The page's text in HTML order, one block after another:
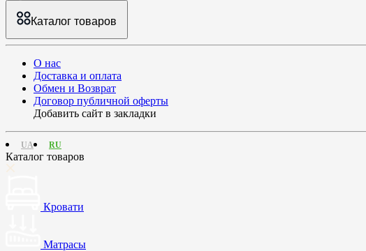
Каталог товаров
О нас
Доставка и оплата
Обмен и Возврат
Договор публичной оферты
Добавить сайт в закладки
RU
UA
Каталог товаров
Кровати
Матрасы